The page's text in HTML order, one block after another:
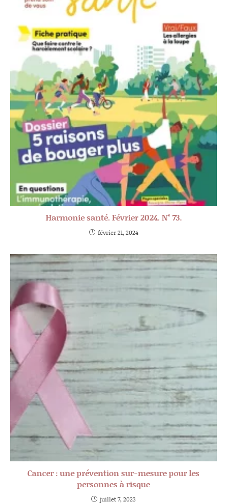
Harmonie santé. Février 2024. N° 73.
février 21, 2024
Cancer : une prévention sur-mesure pour les
personnes à risque
juillet 7, 2023